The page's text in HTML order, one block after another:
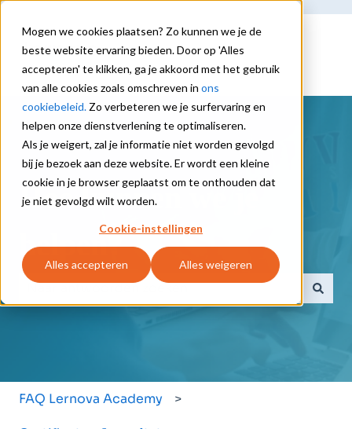
Mogen we cookies plaatsen? Zo kunnen we je de
beste website ervaring bieden. Door op 'Alles
accepteren' te klikken, ga je akkoord met het gebruik
van alle cookies zoals omschreven in ons
cookiebeleid. Zo verbeteren we je surfervaring en
helpen onze dienstverlening te optimaliseren.
Als je weigert, zal je informatie niet worden gevolgd
bij je bezoek aan deze website. Er wordt een kleine
cookie in je browser geplaatst om te onthouden dat
je niet gevolgd wilt worden.
Cookie-instellingen
Alles accepteren Alles weigeren
Hoe kunnen we je
helpen?
Er zijn geen suggesties want het zoekveld is leeg.
FAQ Lernova Academy